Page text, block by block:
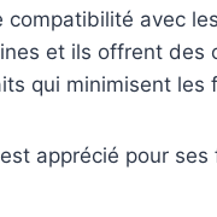
compatibilité avec
et ils offrent des
qui minimisent les
est apprécié pour